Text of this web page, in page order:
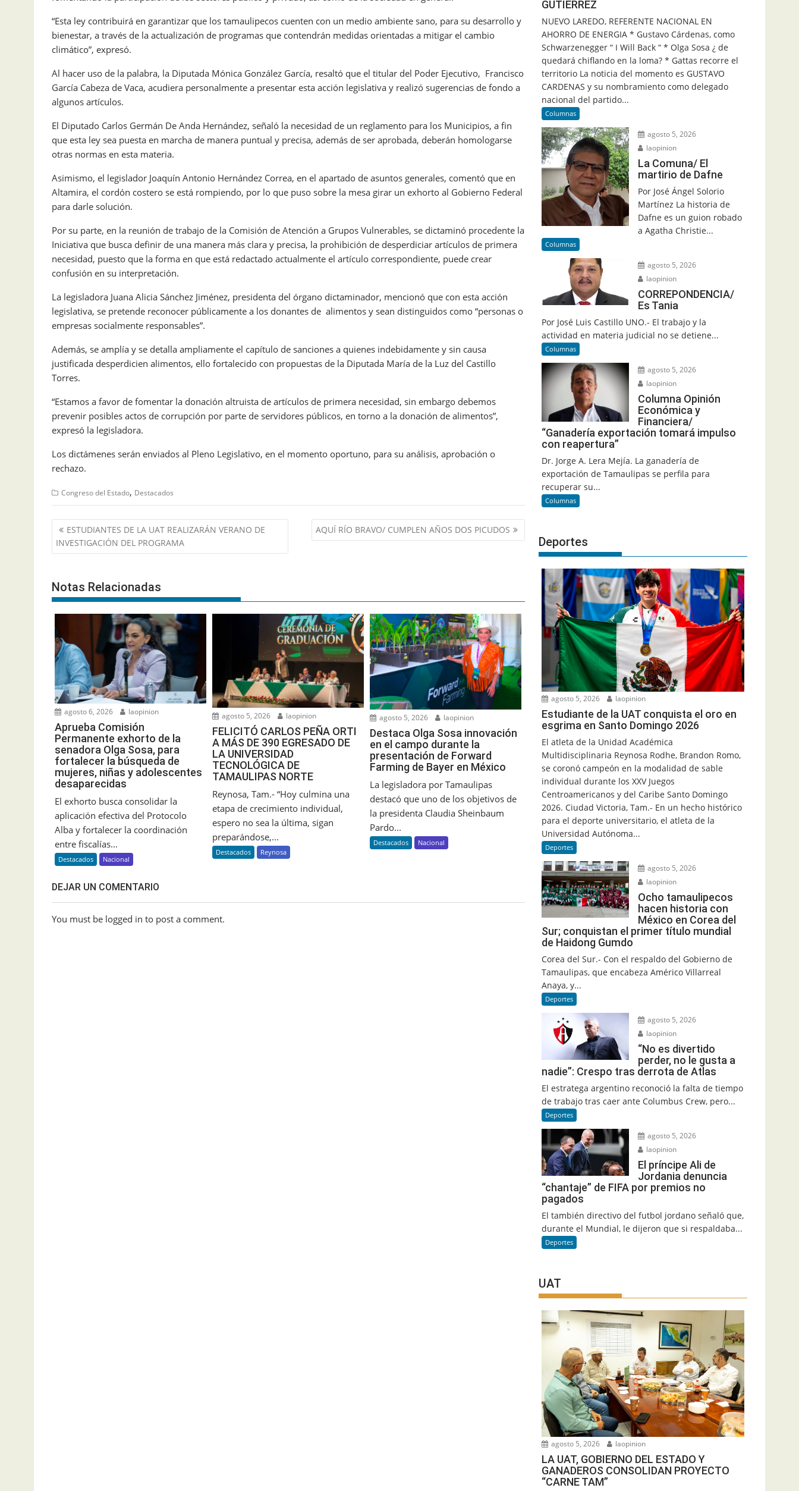
“Esta ley contribuirá en garantizar que los tamaulipecos cuenten con un medio ambiente sano, para su desarrollo y
bienestar, a través de la actualización de programas que contendrán medidas orientadas a mitigar el cambio
climático”, expresó.
Al hacer uso de la palabra, la Diputada Mónica González García, resaltó que el titular del Poder Ejecutivo, Francisco
García Cabeza de Vaca, acudiera personalmente a presentar esta acción legislativa y realizó sugerencias de fondo a
algunos artículos.
El Diputado Carlos Germán De Anda Hernández, señaló la necesidad de un reglamento para los Municipios, a fin
que esta ley sea puesta en marcha de manera puntual y precisa, además de ser aprobada, deberán homologarse
otras normas en esta materia.
Asimismo, el legislador Joaquín Antonio Hernández Correa, en el apartado de asuntos generales, comentó que en
Altamira, el cordón costero se está rompiendo, por lo que puso sobre la mesa girar un exhorto al Gobierno Federal
para darle solución.
Por su parte, en la reunión de trabajo de la Comisión de Atención a Grupos Vulnerables, se dictaminó procedente la
Iniciativa que busca definir de una manera más clara y precisa, la prohibición de desperdiciar artículos de primera
necesidad, puesto que la forma en que está redactado actualmente el artículo correspondiente, puede crear
confusión en su interpretación.
La legisladora Juana Alicia Sánchez Jiménez, presidenta del órgano dictaminador, mencionó que con esta acción
legislativa, se pretende reconocer públicamente a los donantes de alimentos y sean distinguidos como “personas o
empresas socialmente responsables”.
Además, se amplía y se detalla ampliamente el capítulo de sanciones a quienes indebidamente y sin causa
justificada desperdicien alimentos, ello fortalecido con propuestas de la Diputada María de la Luz del Castillo
Torres.
“Estamos a favor de fomentar la donación altruista de artículos de primera necesidad, sin embargo debemos
prevenir posibles actos de corrupción por parte de servidores públicos, en torno a la donación de alimentos”,
expresó la legisladora.
Los dictámenes serán enviados al Pleno Legislativo, en el momento oportuno, para su análisis, aprobación o
rechazo.
Congreso del Estado, Destacados
Navegación
de
entradas
ESTUDIANTES DE LA UAT REALIZARÁN VERANO DE
INVESTIGACIÓN DEL PROGRAMA
AQUÍ RÍO BRAVO/ CUMPLEN AÑOS DOS PICUDOS
Notas Relacionadas
agosto 6, 2026 laopinion
Aprueba Comisión
Permanente exhorto de la
senadora Olga Sosa, para
fortalecer la búsqueda de
mujeres, niñas y adolescentes
desaparecidas
El exhorto busca consolidar la
aplicación efectiva del Protocolo
Alba y fortalecer la coordinación
entre fiscalías...
Destacados Nacional
agosto 5, 2026 laopinion
FELICITÓ CARLOS PEÑA ORTI
A MÁS DE 390 EGRESADO DE
LA UNIVERSIDAD
TECNOLÓGICA DE
TAMAULIPAS NORTE
Reynosa, Tam.- “Hoy culmina una
etapa de crecimiento individual,
espero no sea la última, sigan
preparándose,...
Destacados Reynosa
agosto 5, 2026 laopinion
Destaca Olga Sosa innovación
en el campo durante la
presentación de Forward
Farming de Bayer en México
La legisladora por Tamaulipas
destacó que uno de los objetivos de
la presidenta Claudia Sheinbaum
Pardo...
Destacados Nacional
DEJAR UN COMENTARIO
You must be logged in to post a comment.
GUTIERREZ
NUEVO LAREDO, REFERENTE NACIONAL EN
AHORRO DE ENERGIA * Gustavo Cárdenas, como
Schwarzenegger “ I Will Back “ * Olga Sosa ¿ de
quedará chiflando en la loma? * Gattas recorre el
territorio La noticia del momento es GUSTAVO
CARDENAS y su nombramiento como delegado
nacional del partido...
Columnas
agosto 5, 2026
laopinion
La Comuna/ El
martirio de Dafne
Por José Ángel Solorio
Martínez La historia de
Dafne es un guion robado
a Agatha Christie...
Columnas
agosto 5, 2026
laopinion
CORREPONDENCIA/
Es Tania
Por José Luis Castillo UNO.- El trabajo y la
actividad en materia judicial no se detiene...
Columnas
agosto 5, 2026
laopinion
Columna Opinión
Económica y
Financiera/
“Ganadería exportación tomará impulso
con reapertura”
Dr. Jorge A. Lera Mejía. La ganadería de
exportación de Tamaulipas se perfila para
recuperar su...
Columnas
Deportes
agosto 5, 2026 laopinion
Estudiante de la UAT conquista el oro en
esgrima en Santo Domingo 2026
El atleta de la Unidad Académica
Multidisciplinaria Reynosa Rodhe, Brandon Romo,
se coronó campeón en la modalidad de sable
individual durante los XXV Juegos
Centroamericanos y del Caribe Santo Domingo
2026. Ciudad Victoria, Tam.- En un hecho histórico
para el deporte universitario, el atleta de la
Universidad Autónoma...
Deportes
agosto 5, 2026
laopinion
Ocho tamaulipecos
hacen historia con
México en Corea del
Sur; conquistan el primer título mundial
de Haidong Gumdo
Corea del Sur.- Con el respaldo del Gobierno de
Tamaulipas, que encabeza Américo Villarreal
Anaya, y...
Deportes
agosto 5, 2026
laopinion
“No es divertido
perder, no le gusta a
nadie”: Crespo tras derrota de Atlas
El estratega argentino reconoció la falta de tiempo
de trabajo tras caer ante Columbus Crew, pero...
Deportes
agosto 5, 2026
laopinion
El príncipe Ali de
Jordania denuncia
“chantaje” de FIFA por premios no
pagados
El también directivo del futbol jordano señaló que,
durante el Mundial, le dijeron que si respaldaba...
Deportes
UAT
agosto 5, 2026 laopinion
LA UAT, GOBIERNO DEL ESTADO Y
GANADEROS CONSOLIDAN PROYECTO
“CARNE TAM”